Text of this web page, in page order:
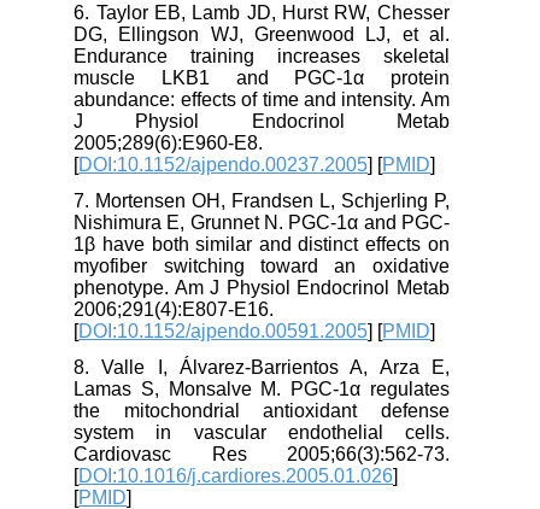
6. Taylor EB, Lamb JD, Hurst RW, Chesser
DG, Ellingson WJ, Greenwood LJ, et al.
Endurance training increases skeletal
muscle LKB1 and PGC-1α protein
abundance: effects of time and intensity. Am
J Physiol Endocrinol Metab
2005;289(6):E960-E8.
[DOI:10.1152/ajpendo.00237.2005] [PMID
7. Mortensen OH, Frandsen L, Schjerling P,
Nishimura E, Grunnet N. PGC-1α and PGC-
1β have both similar and distinct effects on
myofiber switching toward an oxidative
phenotype. Am J Physiol Endocrinol Metab
2006;291(4):E807-E16.
[DOI:10.1152/ajpendo.00591.2005] [PMID
8. Valle I, Álvarez-Barrientos A, Arza E,
Lamas S, Monsalve M. PGC-1α regulates
the mitochondrial antioxidant defense
system in vascular endothelial cells.
Cardiovasc Res 2005;66(3):562-73.
[DOI:10.1016/j.cardiores.2005.01.026
[PMID